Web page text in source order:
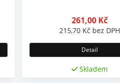
261,00 Kč
215,70 Kč bez DPH
Detail
Skladem